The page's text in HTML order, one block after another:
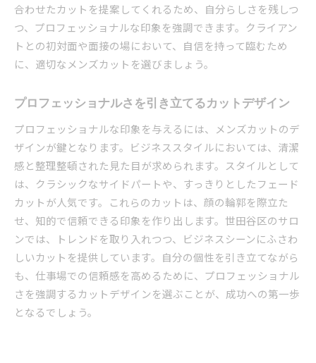
合わせたカットを提案してくれるため、自分らしさを残しつ
つ、プロフェッショナルな印象を強調できます。クライアン
トとの初対面や面接の場において、自信を持って臨むため
に、適切なメンズカットを選びましょう。
プロフェッショナルさを引き立てるカットデザイン
プロフェッショナルな印象を与えるには、メンズカットのデ
ザインが鍵となります。ビジネススタイルにおいては、清潔
感と整理整頓された見た目が求められます。スタイルとして
は、クラシックなサイドパートや、すっきりとしたフェード
カットが人気です。これらのカットは、顔の輪郭を際立た
せ、知的で信頼できる印象を作り出します。世田谷区のサロ
ンでは、トレンドを取り入れつつ、ビジネスシーンにふさわ
しいカットを提供しています。自分の個性を引き立てながら
も、仕事場での信頼感を高めるために、プロフェッショナル
さを強調するカットデザインを選ぶことが、成功への第一歩
となるでしょう。